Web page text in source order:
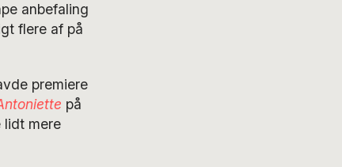
anbefaling
flere af på
premiere
på
lidt mere